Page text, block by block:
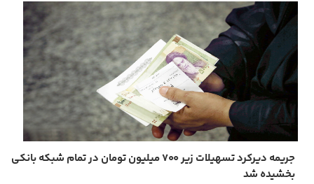
جریمه دیرکرد تسهیلات زیر ۷۰۰ میلیون تومان در تمام شبکه بانکی
بخشیده شد